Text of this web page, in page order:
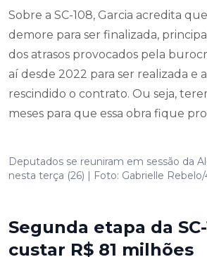
Sobre a SC-108, Garcia acredita
demore para ser finalizada,
dos atrasos provocados pela
aí desde 2022 para ser realizada e
rescindido o contrato. Ou seja,
meses para que essa obra fique
Deputados se reuniram em sessão da
nesta terça (26) | Foto: Gabrielle
Segunda etapa da
custar R$ 81 milhões